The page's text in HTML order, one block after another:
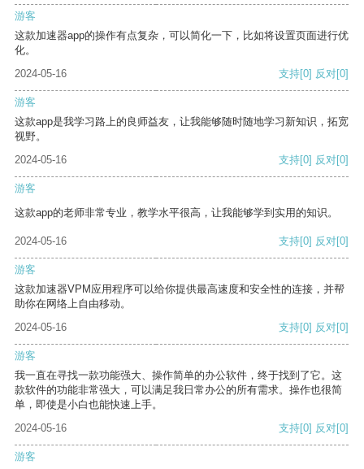
游客
这款加速器app的操作有点复杂，可以简化一下，比如将设置页面进行优
化。
2024-05-16
支持[0] 反对[0]
游客
这款app是我学习路上的良师益友，让我能够随时随地学习新知识，拓宽
视野。
2024-05-16
支持[0] 反对[0]
游客
这款app的老师非常专业，教学水平很高，让我能够学到实用的知识。
2024-05-16 支持[0] 反对[0]
游客
这款加速器VPM应用程序可以给你提供最高速度和安全性的连接，并帮
助你在网络上自由移动。
2024-05-16
支持[0] 反对[0]
游客
我一直在寻找一款功能强大、操作简单的办公软件，终于找到了它。这
款软件的功能非常强大，可以满足我日常办公的所有需求。操作也很简
单，即使是小白也能快速上手。
2024-05-16
支持[0] 反对[0]
游客